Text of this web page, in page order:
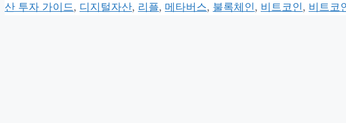
산 투자 가이드 , 디지털자산, 리플, 메타버스, 불록체인 , 비트코인 , 비트코